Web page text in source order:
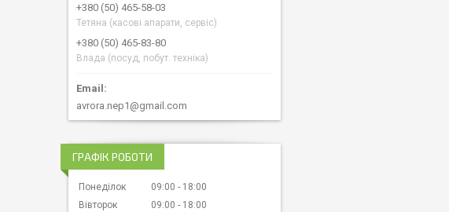
+380 (50) 465-58-03
Тетяна (касові апарати, сервіс)
+380 (50) 465-83-80
Влада (посуд, побут. техніка)
avrora.nep1@gmail.com
ГРАФІК РОБОТИ
Понеділок 09:00
18:00
Вівторок
09:00
18:00